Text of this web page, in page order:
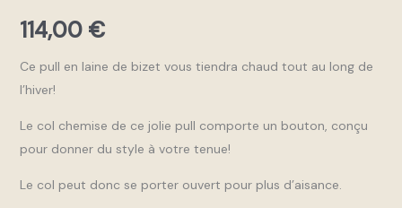
114,00 €
Ce pull en laine de bizet vous tiendra chaud tout au long de
l’hiver!
Le col chemise de ce jolie pull comporte un bouton, conçu
pour donner du style à votre tenue!
Le col peut donc se porter ouvert pour plus d’aisance.